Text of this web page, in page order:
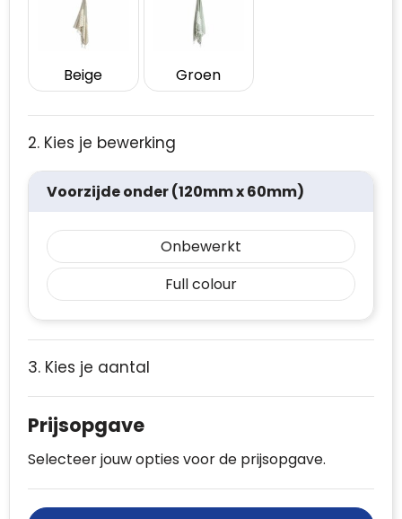
Beige Groen
2. Kies je bewerking
Voorzijde onder (120mm x 60mm)
Onbewerkt
Full colour
3. Kies je aantal
Prijsopgave
Selecteer jouw opties voor de prijsopgave.